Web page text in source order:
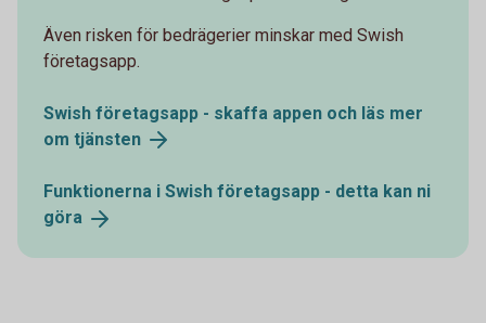
Även risken för bedrägerier minskar med Swish
företagsapp.
Swish företagsapp - skaffa appen och läs mer
om tjänsten
Funktionerna i Swish företagsapp - detta kan ni
göra